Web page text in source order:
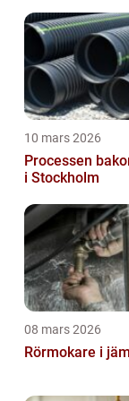
10 mars 2026
Processen
i Stockholm
08 mars 2026
Rörmokare i